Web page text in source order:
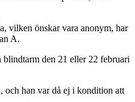
vilken önskar vara anonym, har
A.
blindtarm den 21 eller 22 februari
och han var då ej i kondition att